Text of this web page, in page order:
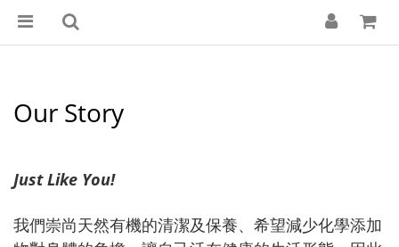
Our Story
Just Like You!
我們崇尚天然有機的清潔及保養、希望減少化學添加